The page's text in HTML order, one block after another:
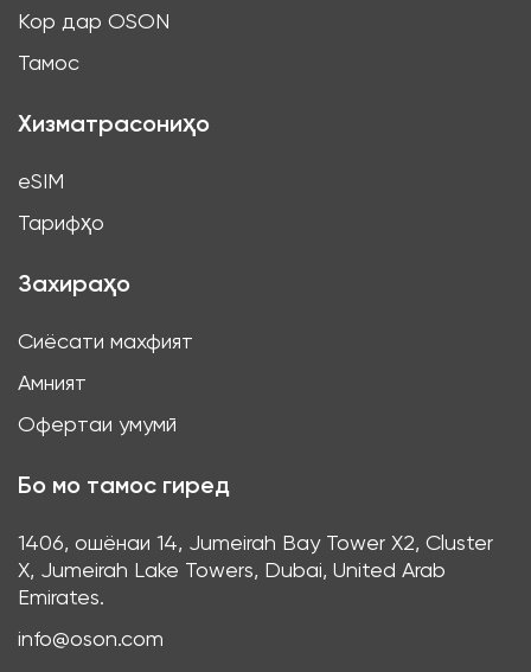
Кор дар OSON
Тамос
Хизматрасониҳо
eSIM
Тарифҳо
Захираҳо
Сиёсати махфият
Амният
Офертаи умумӣ
Бо мо тамос гиред
1406, ошёнаи 14, Jumeirah Bay Tower X2, Cluster
X, Jumeirah Lake Towers, Dubai, United Arab
Emirates.
info@oson.com